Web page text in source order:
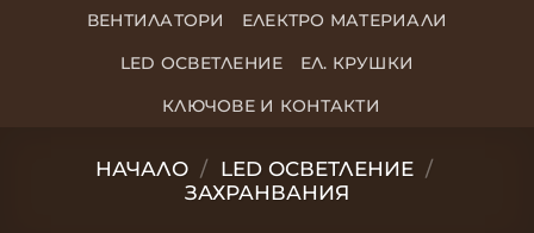
ВЕНТИЛАТОРИ ЕЛЕКТРО МАТЕРИАЛИ
LED ОСВЕТЛЕНИЕ ЕЛ. КРУШКИ
КЛЮЧОВЕ И КОНТАКТИ
НАЧАЛО / LED ОСВЕТЛЕНИЕ /
ЗАХРАНВАНИЯ